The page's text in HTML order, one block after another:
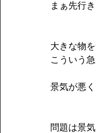
まぁ先行
大きな物
こういう
景気が悪
問題は景